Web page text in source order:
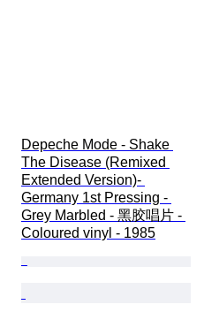
Depeche Mode - Shake
The Disease (Remixed
Extended Version)-
Germany 1st Pressing -
Grey Marbled - 黑胶唱片 -
Coloured vinyl - 1985